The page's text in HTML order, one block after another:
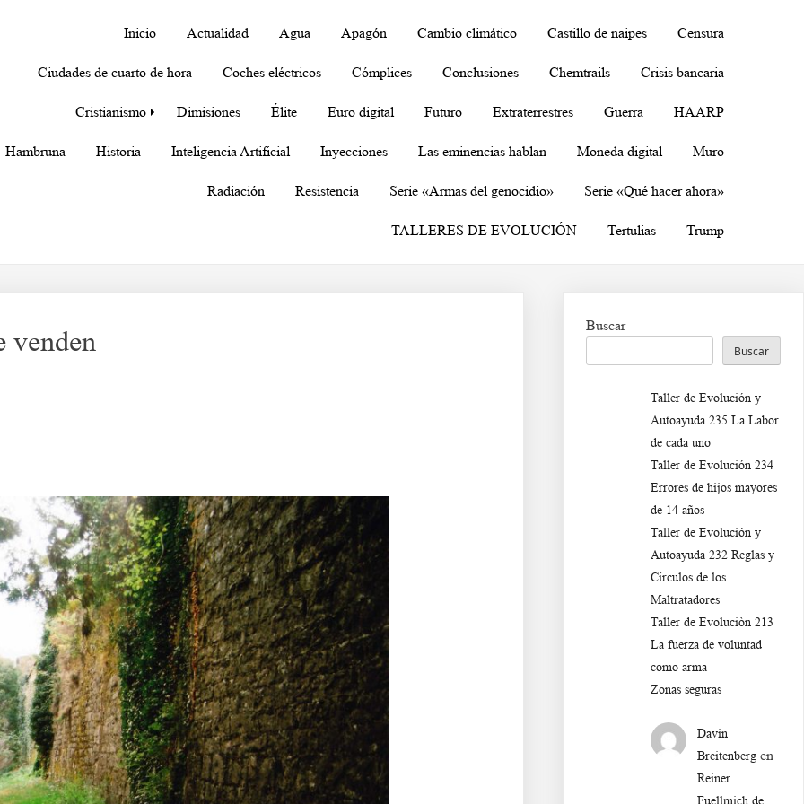
Inicio Actualidad Agua Apagón Cambio climático Castillo de naipes Censura
Ciudades de cuarto de hora Coches eléctricos Cómplices Conclusiones Chemtrails Crisis bancaria
Cristianismo Dimisiones Élite Euro digital Futuro Extraterrestres Guerra HAARP
Hambruna Historia Inteligencia Artificial Inyecciones Las eminencias hablan Moneda digital Muro
Radiación Resistencia Serie «Armas del genocidio» Serie «Qué hacer ahora»
TALLERES DE EVOLUCIÓN Tertulias Trump
venden
Buscar
Buscar
Taller de Evolución y
Autoayuda 235 La Labor
de cada uno
Taller de Evolución 234
Errores de hijos mayores
de 14 años
Taller de Evolución y
Autoayuda 232 Reglas y
Círculos de los
Maltratadores
Taller de Evoluciòn 213
La fuerza de voluntad
como arma
Zonas seguras
Davin
Breitenberg en
Reiner
Fuellmich de